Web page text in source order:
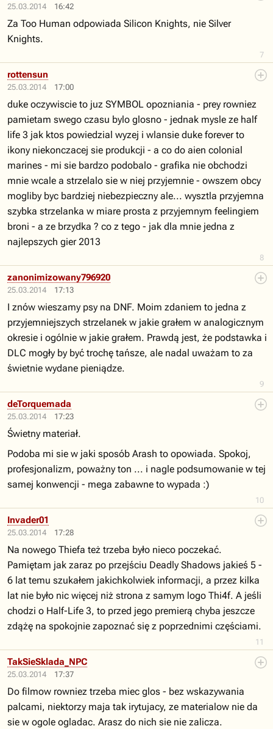
25.03.2014 16:42
7
Za Too Human odpowiada Silicon Knights, nie Silver
Knights.
25.03.2014 17:00
8
rottensun
duke oczywiscie to juz SYMBOL opozniania - prey rowniez
pamietam swego czasu bylo glosno - jednak mysle ze half
life 3 jak ktos powiedzial wyzej i wlansie duke forever to
ikony niekonczacej sie produkcji - a co do aien colonial
marines - mi sie bardzo podobalo - grafika nie obchodzi
mnie wcale a strzelalo sie w niej przyjemnie - owszem obcy
mogliby byc bardziej niebezpieczny ale... wysztla przyjemna
szybka strzelanka w miare prosta z przyjemnym feelingiem
broni - a ze brzydka ? co z tego - jak dla mnie jedna z
najlepszych gier 2013
25.03.2014 17:13
9
zanonimizowany796920
I znów wieszamy psy na DNF. Moim zdaniem to jedna z
przyjemniejszych strzelanek w jakie grałem w analogicznym
okresie i ogólnie w jakie grałem. Prawdą jest, że podstawka i
DLC mogły by być trochę tańsze, ale nadal uważam to za
świetnie wydane pieniądze.
25.03.2014 17:23
10
deTorquemada
Świetny materiał.
Podoba mi sie w jaki sposób Arash to opowiada. Spokoj,
profesjonalizm, poważny ton ... i nagle podsumowanie w tej
samej konwencji - mega zabawne to wypada :)
25.03.2014 17:28
11
Invader01
Na nowego Thiefa też trzeba było nieco poczekać.
Pamiętam jak zaraz po przejściu Deadly Shadows jakieś 5 -
6 lat temu szukałem jakichkolwiek informacji, a przez kilka
lat nie było nic więcej niż strona z samym logo Thi4f. A jeśli
chodzi o Half-Life 3, to przed jego premierą chyba jeszcze
zdążę na spokojnie zapoznać się z poprzednimi częściami.
25.03.2014 17:37
TakSieSklada_NPC
Do filmow rowniez trzeba miec glos - bez wskazywania
palcami, niektorzy maja tak irytujacy, ze materialow nie da
sie w ogole ogladac. Arasz do nich sie nie zalicza.